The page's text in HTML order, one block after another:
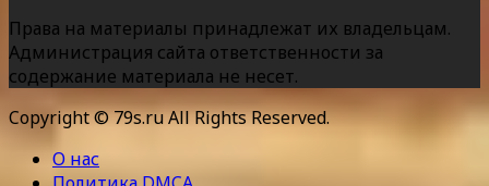
Права на материалы принадлежат их владельцам.
Администрация сайта ответственности за
содержание материала не несет.
Copyright © 79s.ru All Rights Reserved.
О нас